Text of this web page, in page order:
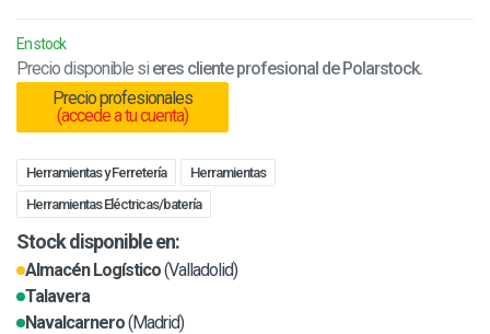
En stock
Precio disponible si eres cliente profesional de Polarstock.
Precio profesionales
(accede a tu cuenta)
Herramientas y Ferretería
Herramientas
Herramientas Eléctricas/batería
Stock disponible en:
Almacén Logístico(Valladolid)
Talavera
Navalcarnero(Madrid)